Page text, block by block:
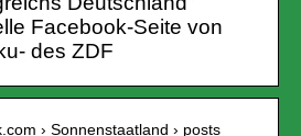
Facebook-Seite von
des ZDF
› Sonnenstaatland › posts